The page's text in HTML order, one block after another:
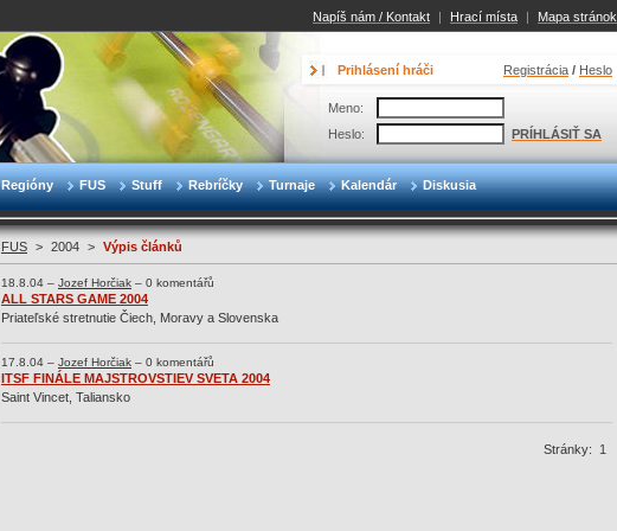
Napíš nám / Kontakt | Hrací místa | Mapa stránok
Regióny FUS Stuff Rebríčky Turnaje Kalendár Diskusia
Prihlásení hráči Registrácia / Heslo
Meno:
Heslo:
PRÍHLÁSIŤ SA
FUS > 2004 > Výpis článků
18.8.04 – Jozef Horčiak – 0 komentářů
ALL STARS GAME 2004
Priateľské stretnutie Čiech, Moravy a Slovenska
17.8.04 – Jozef Horčiak – 0 komentářů
ITSF FINÁLE MAJSTROVSTIEV SVETA 2004
Saint Vincet, Taliansko
Stránky: 1